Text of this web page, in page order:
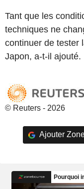
Tant que les
techniques ne
continuer de tester
Japon, a-t-il ajouté.
© Reuters - 2026
Ajouter